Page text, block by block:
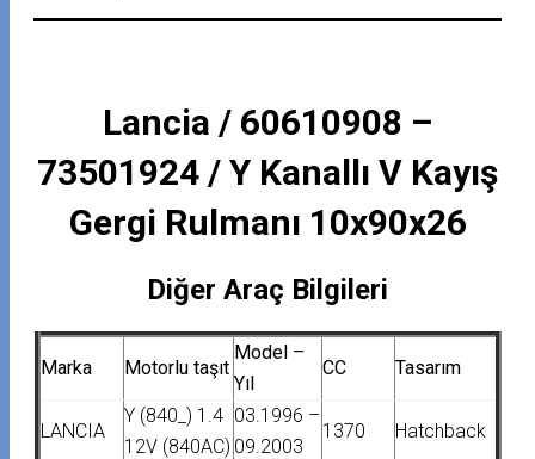
Lancia / 60610908 –
73501924 / Y Kanallı V Kayış
Gergi Rulmanı 10x90x26
Diğer Araç Bilgileri
Marka Motorlu taşıt
Model –
Yıl
CC Tasarım
LANCIA
Y (840_) 1.4
12V (840AC)
03.1996 –
09.2003
1370 Hatchback